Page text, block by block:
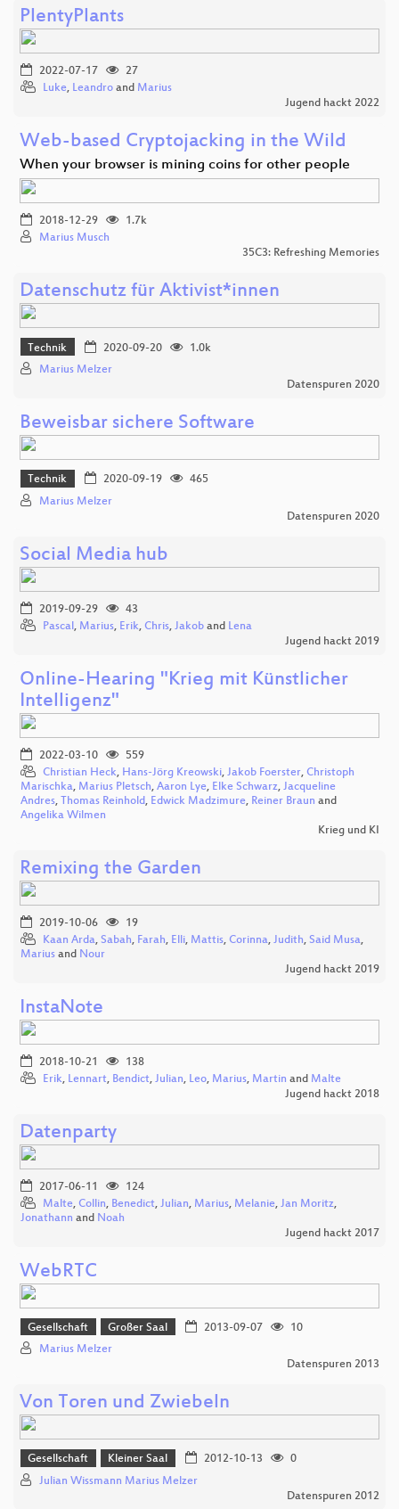
PlentyPlants
2022-07-17
27
Luke, Leandro and Marius
Jugend hackt 2022
Web-based Cryptojacking in the Wild
When your browser is mining coins for other people
2018-12-29
1.7k
Marius Musch
35C3: Refreshing Memories
Datenschutz für Aktivist*innen
Technik 2020-09-20
1.0k
Marius Melzer
Datenspuren 2020
Beweisbar sichere Software
Technik 2020-09-19
465
Marius Melzer
Datenspuren 2020
Social Media hub
2019-09-29
43
Pascal , Marius, Erik, Chris, Jakob and Lena
Jugend hackt 2019
Online-Hearing "Krieg mit Künstlicher
Intelligenz"
2022-03-10
559
Christian Heck, Hans-Jörg Kreowski, Jakob Foerster, Christoph
Marischka, Marius Pletsch, Aaron Lye, Elke Schwarz, Jacqueline
Andres, Thomas Reinhold, Edwick Madzimure, Reiner Braun and
Angelika Wilmen
Krieg und KI
Remixing the Garden
2019-10-06
19
Kaan Arda, Sabah, Farah, Elli, Mattis, Corinna, Judith, Said Musa,
Marius and Nour
Jugend hackt 2019
InstaNote
2018-10-21
138
Erik, Lennart, Bendict, Julian, Leo, Marius, Martin and Malte
Jugend hackt 2018
Datenparty
2017-06-11
124
Malte, Collin, Benedict, Julian, Marius, Melanie, Jan Moritz,
Jonathann and Noah
Jugend hackt 2017
WebRTC
Gesellschaft Großer Saal 2013-09-07
10
Marius Melzer
Datenspuren 2013
Von Toren und Zwiebeln
Gesellschaft Kleiner Saal 2012-10-13
0
Julian Wissmann Marius Melzer
Datenspuren 2012